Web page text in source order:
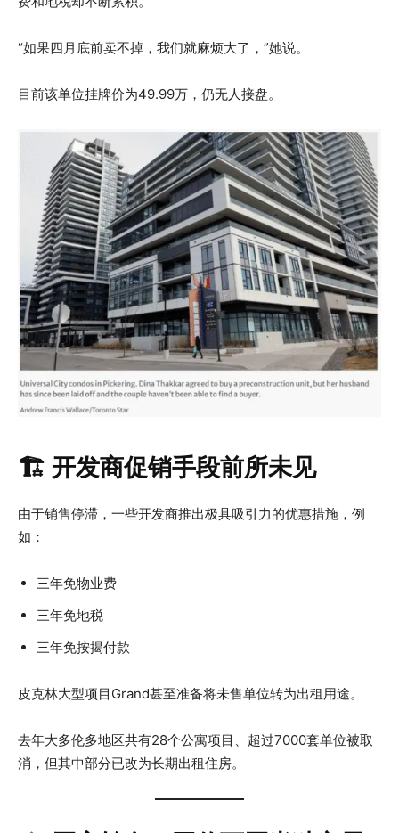
“如果四月底前卖不掉，我们就麻烦大了，”她说。
目前该单位挂牌价为49.99万，仍无人接盘。
🏗 开发商促销手段前所未见
由于销售停滞，一些开发商推出极具吸引力的优惠措施，例
如：
三年免物业费
三年免地税
三年免按揭付款
皮克林大型项目Grand甚至准备将未售单位转为出租用途。
去年大多伦多地区共有28个公寓项目、超过7000套单位被取
消，但其中部分已改为长期出租住房。